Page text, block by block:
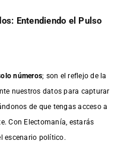
Entendiendo el Pulso
números; son el reflejo de la
nuestros datos para capturar
de que tengas acceso a
Con Electomanía, estarás
escenario político.